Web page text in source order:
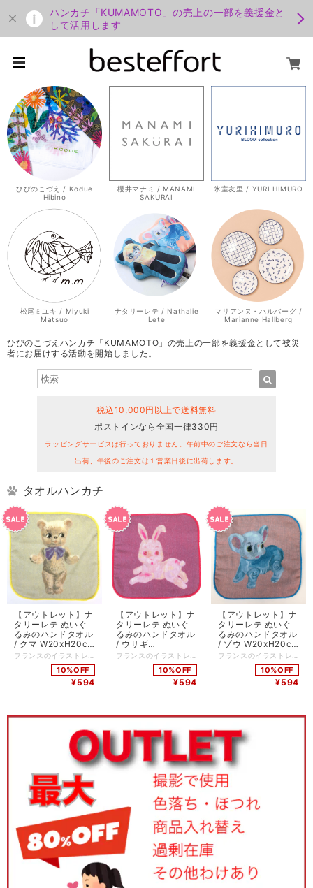
ハンカチ「KUMAMOTO」の売上の一部を義援金と
して活用します
ひびのこづえ / Kodue
Hibino
櫻井マナミ / MANAMI
SAKURAI
氷室友里 / YURI HIMURO
松尾ミユキ / Miyuki
Matsuo
ナタリーレテ / Nathalie
Lete
マリアンヌ・ハルバーグ /
Marianne Hallberg
ひびのこづえハンカチ「KUMAMOTO」の売上の一部を義援金として被災
者にお届けする活動を開始しました。
税込10,000円以上で送料無料
ポストインなら全国一律330円
ラッピングサービスは行っておりません。午前中のご注文なら当日
出荷、午後のご注文は１営業日後に出荷します。
タオルハンカチ
【アウトレット】ナ
タリーレテ ぬいぐ
るみのハンドタオル
/ クマ W20xH20cm
ポリエステル100%
10%OFF
¥594
【アウトレット】ナ
タリーレテ ぬいぐ
るみのハンドタオル
/ ウサギ
W20xH20cm ポリ
エステル100%
10%OFF
¥594
【アウトレット】ナ
タリーレテ ぬいぐ
るみのハンドタオル
/ ゾウ W20xH20cm
ポリエステル100%
10%OFF
¥594